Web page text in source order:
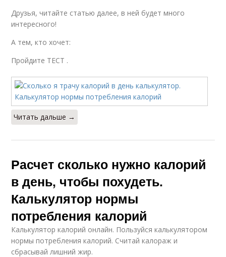
Друзья, читайте статью далее, в ней будет много
интересного!
А тем, кто хочет:
Пройдите ТЕСТ .
Читать дальше →
Расчет сколько нужно калорий
в день, чтобы похудеть.
Калькулятор нормы
потребления калорий
Калькулятор калорий онлайн. Пользуйся калькулятором
нормы потребления калорий. Считай калораж и
сбрасывай лишний жир.